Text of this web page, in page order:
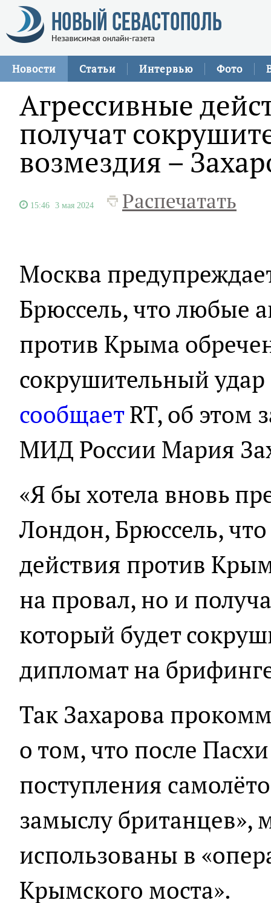
Новости Статьи Интервью Фото
Агрессивные
получат
возмездия –
15:46 3 мая 2024 Распечатать
Москва
Брюссель, что любые
против Крыма
сокрушительный
сообщаетRT, об этом
МИД России Мария
«Я бы хотела вновь
Лондон, Брюссель,
действия против
на провал, но и
который будет
дипломат на
Так Захарова
о том, что после
поступления
замыслу британцев»,
использованы в
Крымского моста».